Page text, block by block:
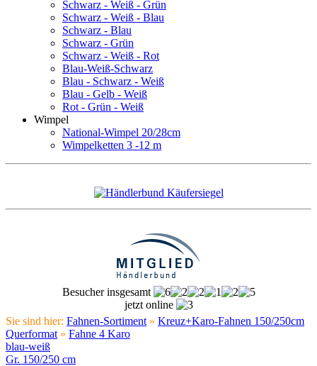
Schwarz - Weiß - Grün
Schwarz - Weiß - Blau
Schwarz - Blau
Schwarz - Grün
Schwarz - Weiß - Rot
Blau-Weiß-Schwarz
Blau - Schwarz - Weiß
Blau - Gelb - Weiß
Rot - Grün - Weiß
Wimpel
National-Wimpel 20/28cm
Wimpelketten 3 -12 m
Besucher insgesamt
jetzt online
Sie sind hier: Fahnen-Sortiment » Kreuz+Karo-Fahnen 150/250cm
Querformat » Fahne 4 Karo
blau-weiß
Gr. 150/250 cm